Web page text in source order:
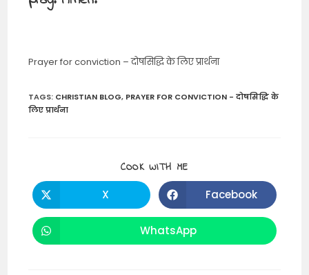
Prayer for conviction – दोषसिद्धि के लिए प्रार्थना
TAGS: CHRISTIAN BLOG, PRAYER FOR CONVICTION - दोषसिद्धि के
लिए प्रार्थना
COOK WITH ME
CONTENT
Opens
in
a
X Opens
in
a
Facebook
Opens
in
WhatsApp